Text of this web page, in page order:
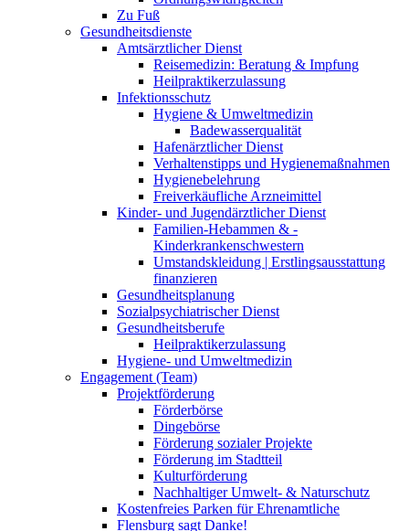
Zu Fuß
Gesundheitsdienste
Amtsärztlicher Dienst
Reisemedizin: Beratung & Impfung
Heilpraktikerzulassung
Infektionsschutz
Hygiene & Umweltmedizin
Badewasserqualität
Hafenärztlicher Dienst
Verhaltenstipps und Hygienemaßnahmen
Hygienebelehrung
Freiverkäufliche Arzneimittel
Kinder- und Jugendärztlicher Dienst
Familien-Hebammen & -
Kinderkrankenschwestern
Umstandskleidung | Erstlingsausstattung
finanzieren
Gesundheitsplanung
Sozialpsychiatrischer Dienst
Gesundheitsberufe
Heilpraktikerzulassung
Hygiene- und Umweltmedizin
Engagement (Team)
Projektförderung
Förderbörse
Dingebörse
Förderung sozialer Projekte
Förderung im Stadtteil
Kulturförderung
Nachhaltiger Umwelt- & Naturschutz
Kostenfreies Parken für Ehrenamtliche
Flensburg sagt Danke!